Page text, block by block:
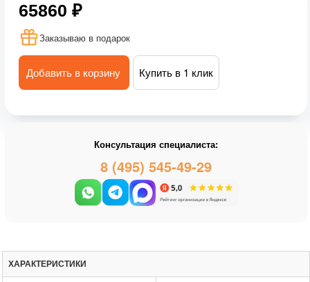
65860 ₽
Заказываю в подарок
Добавить в корзину Купить в 1 клик
Консультация специалиста:
8 (495) 545-49-29
ХАРАКТЕРИСТИКИ